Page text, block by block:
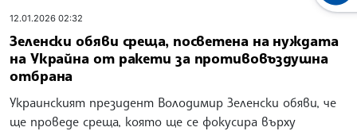
12.01.2026 02:32
Зеленски обяви среща, посветена на нуждата
на Украйна от ракети за противовъздушна
отбрана
Украинският президент Володимир Зеленски обяви, че
ще проведе среща, която ще се фокусира върху